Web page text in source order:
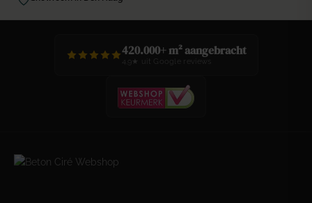
420.000+ m² aangebracht
4,9★ uit Google reviews